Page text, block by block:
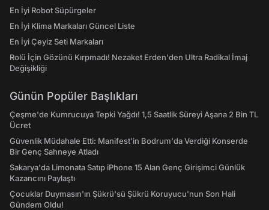
En İyi Robot Süpürgeler
En İyi Klima Markaları Güncel Liste
En İyi Çeyiz Seti Markaları
Rolü İçin Gözünü Kırpmadı! Nezaket Erden'den Ultra Radikal İmaj
Değişikliği
Günün Popüler Başlıkları
Çeşme'de Kumrucuya Tepki Yağdı! 1,5 Saatlik Süreyi Aşana 2 Bin TL
Ücret
Güvenlik Müdahale Etti: Manifest'in Bodrum'da Verdiği Konserde
Bir Genç Sahneye Atladı
Sakarya'da Limonata Satıp iPhone 15 Alan Genç Girişimci Günlük
Kazancını Paylaştı
Çocuklar Duymasın'ın Şükrü'sü Şükrü Koruyucu'nun Son Hali
Gündem Oldu!